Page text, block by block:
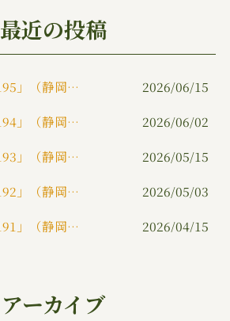
最近の投稿
「暁天坐禅会vol.195」（静岡市）
2026/06/15
「暁天坐禅会vol.194」（静岡市）
2026/06/02
「暁天坐禅会vol.193」（静岡市）
2026/05/15
「暁天坐禅会vol.192」（静岡市）
2026/05/03
「暁天坐禅会vol.191」（静岡市）
2026/04/15
アーカイブ